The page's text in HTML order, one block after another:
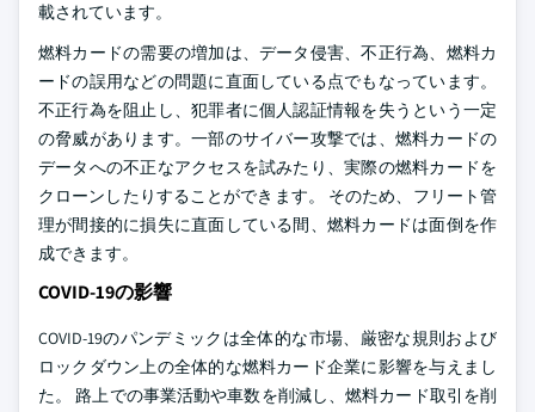
載されています。
燃料カードの需要の増加は、データ侵害、不正行為、燃料カ
ードの誤用などの問題に直面している点でもなっています。
不正行為を阻止し、犯罪者に個人認証情報を失うという一定
の脅威があります。一部のサイバー攻撃では、燃料カードの
データへの不正なアクセスを試みたり、実際の燃料カードを
クローンしたりすることができます。 そのため、フリート管
理が間接的に損失に直面している間、燃料カードは面倒を作
成できます。
COVID-19の影響
COVID-19のパンデミックは全体的な市場、厳密な規則および
ロックダウン上の全体的な燃料カード企業に影響を与えまし
た。 路上での事業活動や車数を削減し、燃料カード取引を削